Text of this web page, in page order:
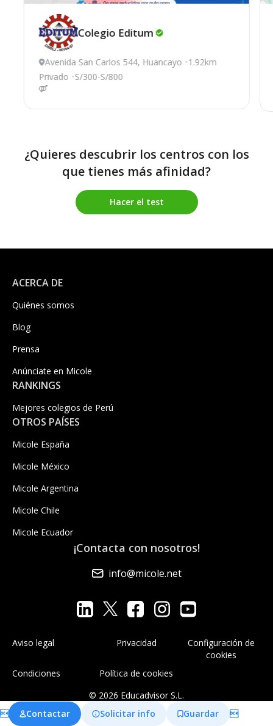
Colegio Editum
Avenida San Carlos 544, Huancayo
1.92km
Privado S/300-S/800
¿Quieres descubrir los centros con los
que tienes más afinidad?
Hacer el test
 Contactar Solicitar info Guardar 
ACERCA DE
Quiénes somos
Blog
Prensa
Anúnciate en Micole
RANKINGS
Mejores colegios de Perú
OTROS PAÍSES
Micole España
Micole México
Micole Argentina
Micole Chile
Micole Ecuador
¡Contacta con nosotros!
info@micole.net
Aviso legal Privacidad
Configuración de
cookies
Condiciones
Política de cookies
© 2026 Educadvisor S.L.